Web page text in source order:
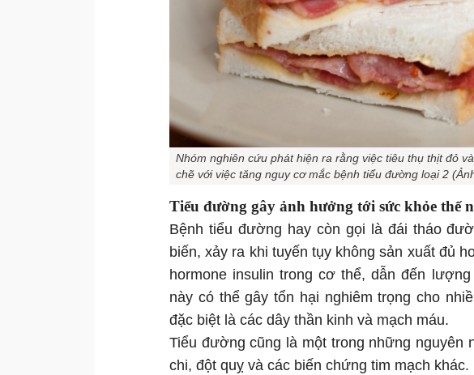
Nhóm nghiên cứu phát hiện ra rằng việc tiêu thụ thịt đỏ
chẽ với việc tăng nguy cơ mắc bệnh tiểu đường loại 2
Tiểu đường gây ảnh hưởng tới sức khỏe thế
Bệnh tiểu đường hay còn gọi là đái tháo
biến, xảy ra khi tuyến tụy không sản xuất đủ
hormone insulin trong cơ thể, dẫn đến
này có thể gây tổn hại nghiêm trọng cho
đặc biệt là các dây thần kinh và mạch máu.
Tiểu đường cũng là một trong những nguyên
chi, đột quỵ và các biến chứng tim mạch khác.